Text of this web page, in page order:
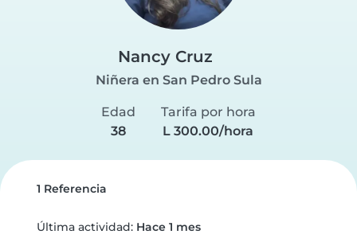
Nancy Cruz
Niñera en San Pedro Sula
Edad
38
Tarifa por hora
L 300.00/hora
1 Referencia
Última actividad: Hace 1 mes